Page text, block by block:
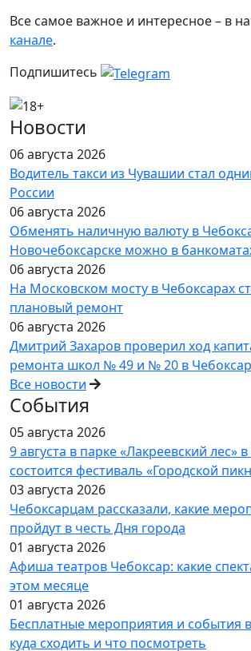
Все самое важное и интересное – в
канале.
Подпишитесь
Новости
06 августа 2026
Водитель такси из Чувашии стал
России
06 августа 2026
Обменять наличную валюту в
Новочебоксарске можно в
06 августа 2026
На Московском мосту в Чебоксарах
плановый ремонт
06 августа 2026
Дмитрий Захаров проверил ход
ремонта школ № 49 и № 20 в
Все новости
События
05 августа 2026
9 августа в парке «Лакреевский лес»
состоится фестиваль «Городской
03 августа 2026
Чебоксарцам рассказали, какие
пройдут в честь Дня города
01 августа 2026
Афиша театров Чебоксар: какие
этом месяце
01 августа 2026
Бесплатные мероприятия и события
куда сходить и что посмотреть